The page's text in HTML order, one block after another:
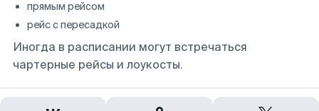
прямым рейсом
рейс с пересадкой
Иногда в расписании могут встречаться
чартерные рейсы и лоукосты.